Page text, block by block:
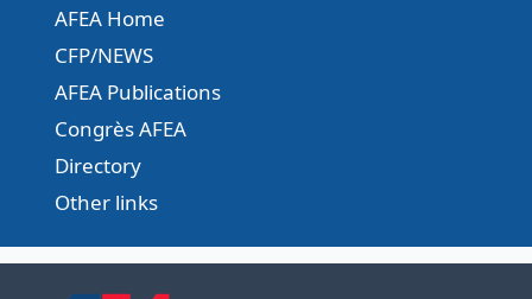
content
AFEA Home
CFP/NEWS
AFEA Publications
Congrès AFEA
Directory
Other links